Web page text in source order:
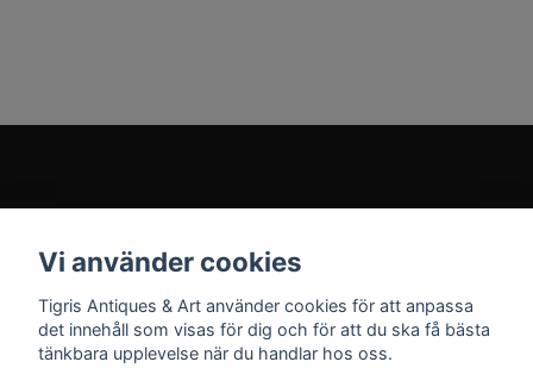
Sociala medier
Vi använder cookies
Tigris Antiques & Art använder cookies för att anpassa
det innehåll som visas för dig och för att du ska få bästa
tänkbara upplevelse när du handlar hos oss.